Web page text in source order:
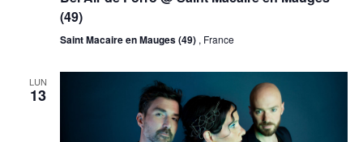
(49)
Saint Macaire en Mauges (49) , France
LUN
13